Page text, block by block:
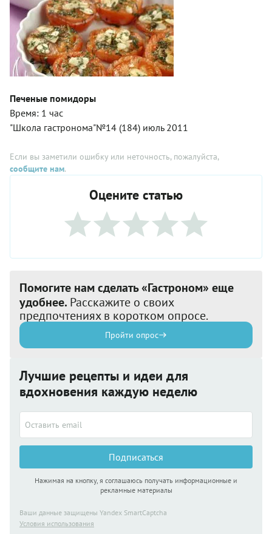
Печеные помидоры
Время: 1 час
"Школа гастронома"№14 (184) июль 2011
Если вы заметили ошибку или неточность, пожалуйста,
сообщите нам.
Оцените статью
Помогите нам сделать «Гастроном» еще
удобнее. Расскажите о своих
предпочтениях в коротком опросе.
Пройти опрос
Лучшие рецепты и идеи для
вдохновения каждую неделю
Подписаться
Нажимая на кнопку, я соглашаюсь получать информационные и
рекламные материалы
Ваши данные защищены Yandex SmartCaptcha
Условия использования